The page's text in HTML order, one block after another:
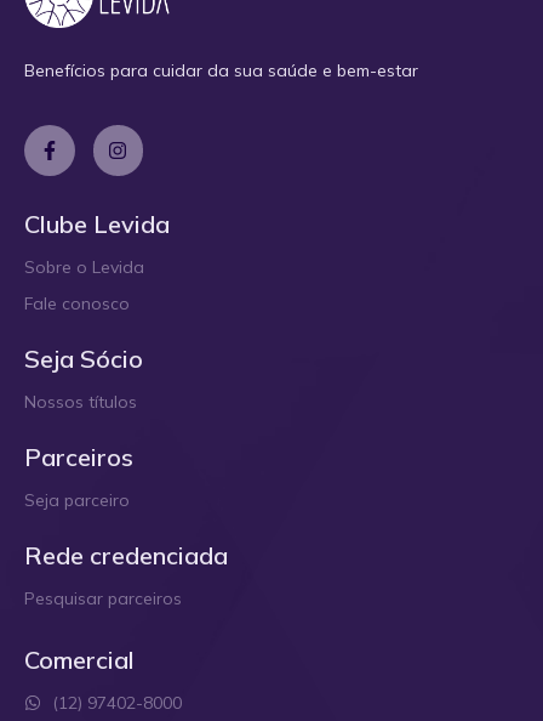
Benefícios para cuidar da sua saúde e bem-estar
Clube Levida
Sobre o Levida
Fale conosco
Seja Sócio
Nossos títulos
Parceiros
Seja parceiro
Rede credenciada
Pesquisar parceiros
Comercial
(12) 97402-8000